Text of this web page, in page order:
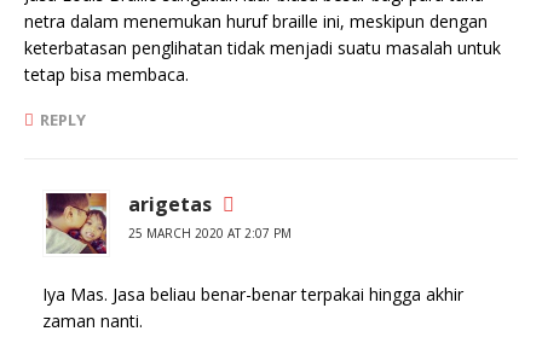
netra dalam menemukan huruf braille ini, meskipun dengan
keterbatasan penglihatan tidak menjadi suatu masalah untuk
tetap bisa membaca.
REPLY
arigetas
25 MARCH 2020 AT 2:07 PM
Iya Mas. Jasa beliau benar-benar terpakai hingga akhir
zaman nanti.